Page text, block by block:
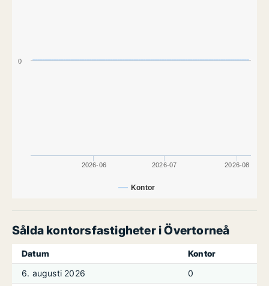
Kontor
2026-06 2026-07 2026-08
0
Sålda kontorsfastigheter i Övertorneå
Datum
Kontor
6. augusti 2026
0